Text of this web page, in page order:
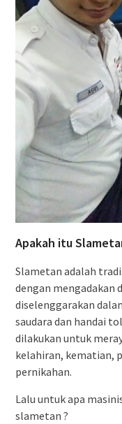
Apakah itu
Slametan adalah
dengan mengadakan
diselenggarakan
saudara dan handai
dilakukan untuk
kelahiran, kematian,
pernikahan.
Lalu untuk apa
slametan ?